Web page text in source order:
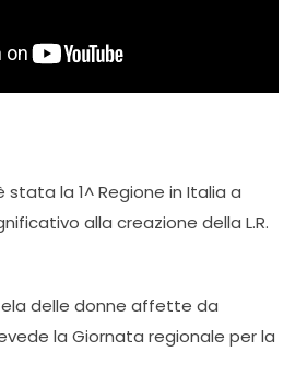
stata la 1^ Regione in Italia a
alla creazione della L.R.
delle donne affette da
la Giornata regionale per la